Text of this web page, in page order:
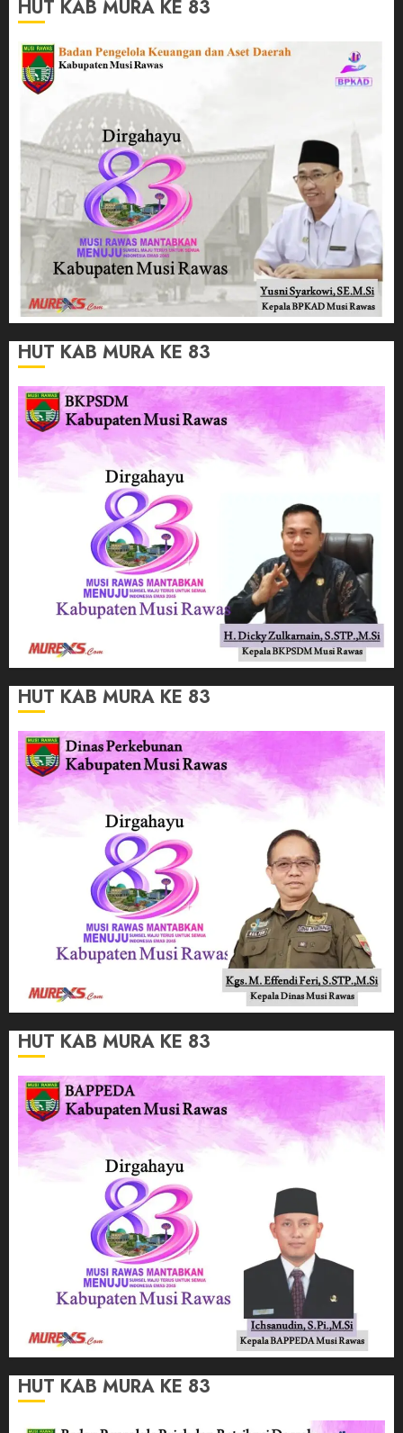
HUT KAB MURA KE 83
HUT KAB MURA KE 83
HUT KAB MURA KE 83
HUT KAB MURA KE 83
HUT KAB MURA KE 83